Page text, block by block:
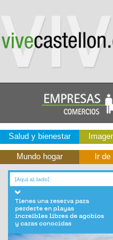
Salud y bienestar
Mundo hogar Ir